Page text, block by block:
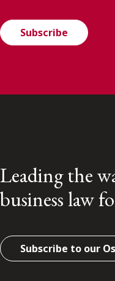
Subscribe
Leading the
business law
Subscribe to our